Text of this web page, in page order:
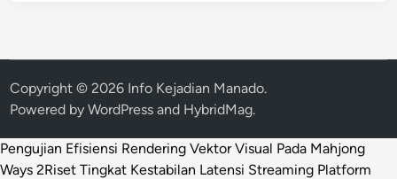
Copyright © 2026 Info Kejadian Manado.
Powered byWordPress and HybridMag.
Pengujian Efisiensi Rendering Vektor Visual Pada Mahjong
Ways 2Riset Tingkat Kestabilan Latensi Streaming Platform